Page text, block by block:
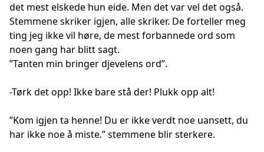
det mest elskede hun eide. Men det var vel det også.
Stemmene skriker igjen, alle skriker. De forteller meg
ting jeg ikke vil høre, de mest forbannede ord som
noen gang har blitt sagt.
”Tanten min bringer djevelens ord”.
-Tørk det opp! Ikke bare stå der! Plukk opp alt!
”Kom igjen ta henne! Du er ikke verdt noe uansett, du
har ikke noe å miste.” stemmene blir sterkere.